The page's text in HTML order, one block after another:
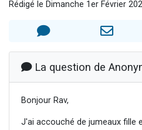
Il reste 49
Eva vient de
Rédigé le Dimanche 1er Février
La question de
Bonjour Rav,
J'ai accouché de jumeaux fille